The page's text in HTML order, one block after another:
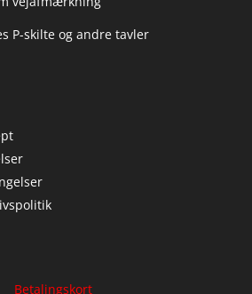
P-skilte og andre tavler
Betalingskort